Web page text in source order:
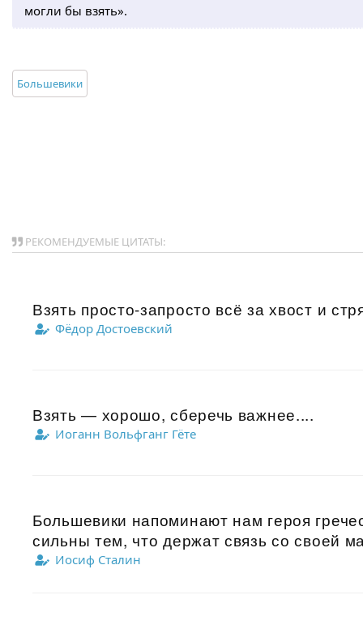
могли бы взять».
Большевики
РЕКОМЕНДУЕМЫЕ ЦИТАТЫ:
Взять просто-запросто всё за хвост и
Фёдор Достоевский
Взять — хорошо, сберечь важнее....
Иоганн Вольфганг Гёте
Большевики напоминают нам героя
сильны тем, что держат связь со своей
Иосиф Сталин